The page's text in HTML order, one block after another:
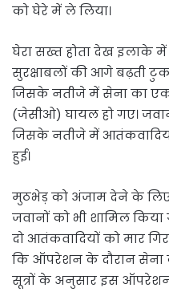
को घेरे में ले लिया।
घेरा सख्त होता देख इलाके
सुरक्षाबलों की आगे बढ़ती
जिसके नतीजे में सेना का
(जेसीओ) घायल हो गए।
जिसके नतीजे में
हुई।
मुठभेड़ को अंजाम देने के
जवानों को भी शामिल
दो आतंकवादियों को मार
कि ऑपरेशन के दौरान सेना
सूत्रों के अनुसार इस